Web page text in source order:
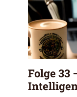
Folge 33